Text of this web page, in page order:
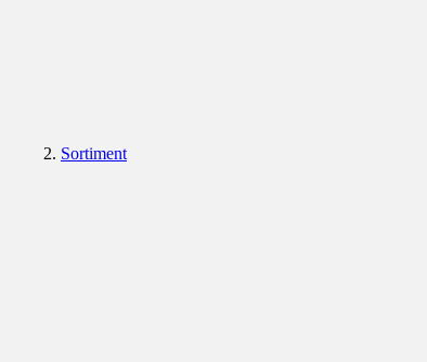
Sortiment